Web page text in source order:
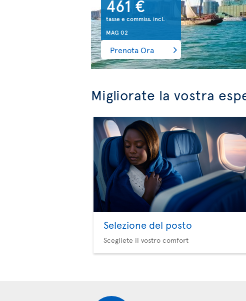
461 €
tasse e commiss. incl.
MAG 02
Prenota Ora
Migliorate la vostra
Selezione del posto
Scegliete il vostro comfort